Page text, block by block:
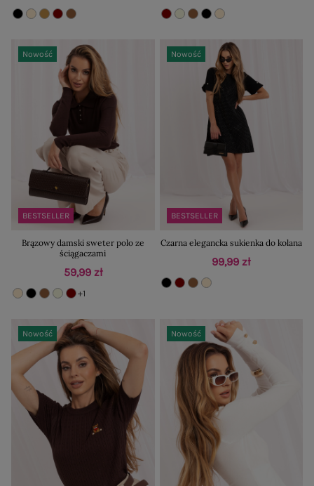
BESTSELLER
Nowość
Brązowy damski sweter polo ze
ściągaczami
59,99 zł
+1
BESTSELLER
Nowość
Czarna elegancka sukienka do kolana
99,99 zł
Nowość Nowość